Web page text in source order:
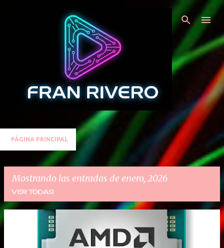
Ir al contenido principal
PÁGINA PRINCIPAL
Mostrando las entradas de enero, 2026
VER TODAS
E